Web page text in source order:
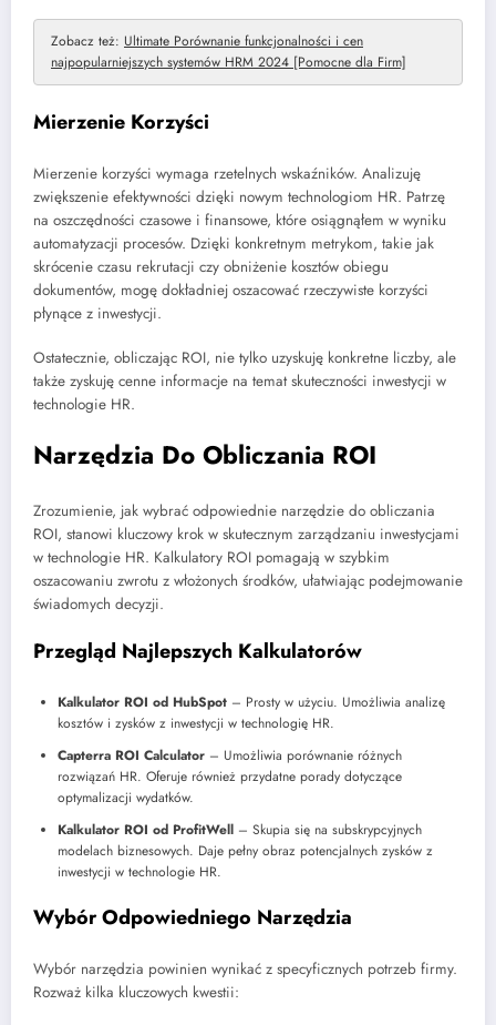
Zobacz też: Ultimate Porównanie funkcjonalności i cen
najpopularniejszych systemów HRM 2024 [Pomocne dla Firm]
Mierzenie Korzyści
Mierzenie korzyści wymaga rzetelnych wskaźników. Analizuję
zwiększenie efektywności dzięki nowym technologiom HR. Patrzę
na oszczędności czasowe i finansowe, które osiągnąłem w wyniku
automatyzacji procesów. Dzięki konkretnym metrykom, takie jak
skrócenie czasu rekrutacji czy obniżenie kosztów obiegu
dokumentów, mogę dokładniej oszacować rzeczywiste korzyści
płynące z inwestycji.
Ostatecznie, obliczając ROI, nie tylko uzyskuję konkretne liczby, ale
także zyskuję cenne informacje na temat skuteczności inwestycji w
technologie HR.
Narzędzia Do Obliczania ROI
Zrozumienie, jak wybrać odpowiednie narzędzie do obliczania
ROI, stanowi kluczowy krok w skutecznym zarządzaniu inwestycjami
w technologie HR. Kalkulatory ROI pomagają w szybkim
oszacowaniu zwrotu z włożonych środków, ułatwiając podejmowanie
świadomych decyzji.
Przegląd Najlepszych Kalkulatorów
Kalkulator ROI od HubSpot – Prosty w użyciu. Umożliwia analizę
kosztów i zysków z inwestycji w technologię HR.
Capterra ROI Calculator – Umożliwia porównanie różnych
rozwiązań HR. Oferuje również przydatne porady dotyczące
optymalizacji wydatków.
Kalkulator ROI od ProfitWell – Skupia się na subskrypcyjnych
modelach biznesowych. Daje pełny obraz potencjalnych zysków z
inwestycji w technologie HR.
Wybór Odpowiedniego Narzędzia
Wybór narzędzia powinien wynikać z specyficznych potrzeb firmy.
Rozważ kilka kluczowych kwestii: